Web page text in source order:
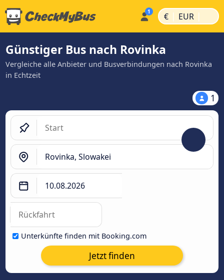
€ | EUR |
Günstiger Bus nach Rovinka
Vergleiche alle Anbieter und Busverbindungen nach Rovinka
in Echtzeit
1
Unterkünfte finden mit Booking.com
Jetzt finden